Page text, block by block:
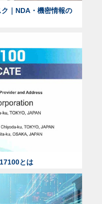
｜NDA・機密情報の
とは